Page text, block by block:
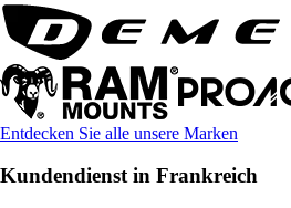
Entdecken Sie alle unsere Marken
Kundendienst in Frankreich